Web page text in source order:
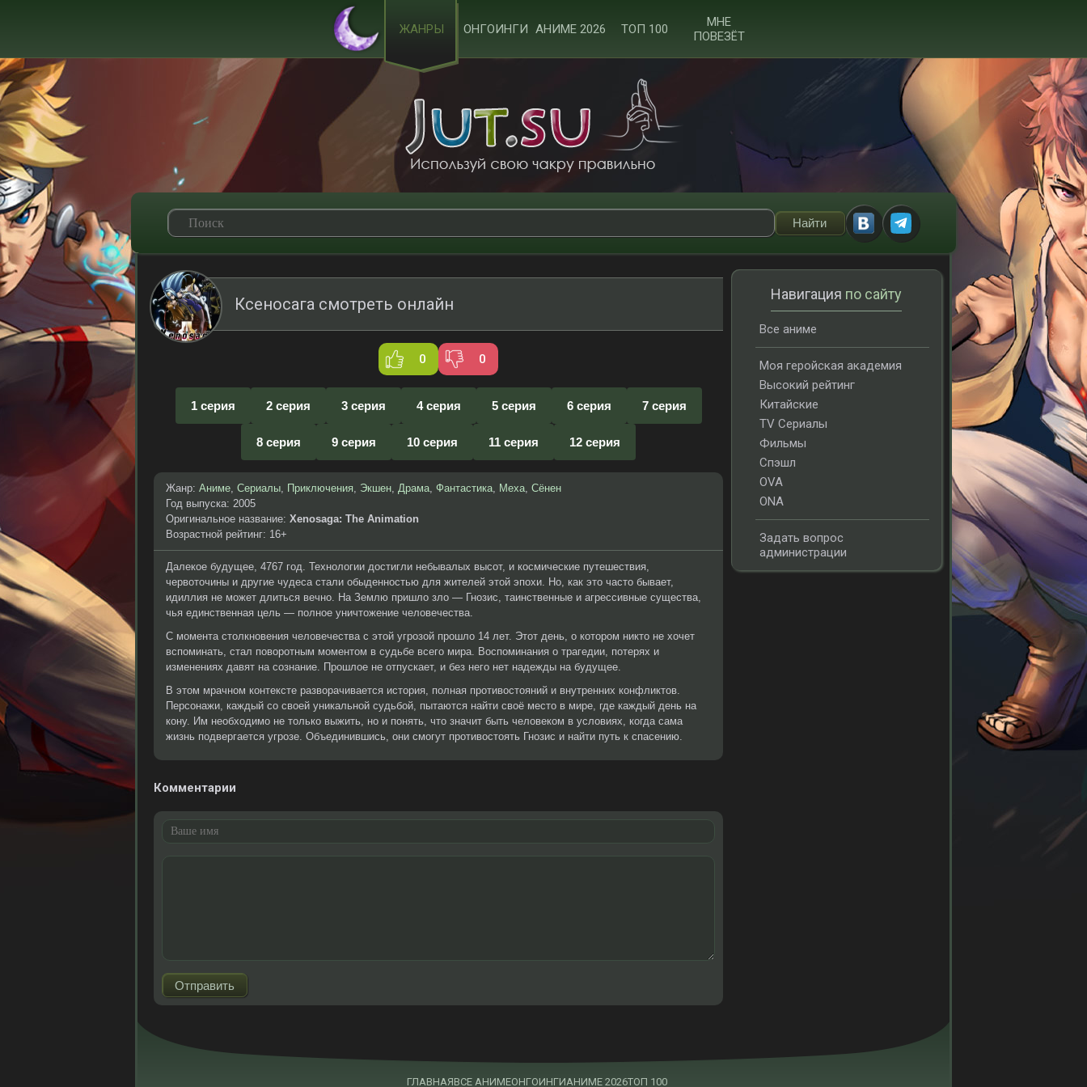
ЖАНРЫ ОНГОИНГИ АНИМЕ 2026 ТОП 100
МНЕ
ПОВЕЗЁТ
Ксеносага смотреть онлайн
0 0
1 серия 2 серия 3 серия 4 серия 5 серия 6 серия 7 серия
8 серия 9 серия 10 серия 11 серия 12 серия
Жанр: Аниме, Сериалы, Приключения, Экшен, Драма, Фантастика, Меха, Сёнен
Год выпуска: 2005
Оригинальное название: Xenosaga: The Animation
Возрастной рейтинг: 16+
Далекое будущее, 4767 год. Технологии достигли небывалых высот, и космические путешествия,
червоточины и другие чудеса стали обыденностью для жителей этой эпохи. Но, как это часто бывает,
идиллия не может длиться вечно. На Землю пришло зло — Гнозис, таинственные и агрессивные существа,
чья единственная цель — полное уничтожение человечества.
С момента столкновения человечества с этой угрозой прошло 14 лет. Этот день, о котором никто не хочет
вспоминать, стал поворотным моментом в судьбе всего мира. Воспоминания о трагедии, потерях и
изменениях давят на сознание. Прошлое не отпускает, и без него нет надежды на будущее.
В этом мрачном контексте разворачивается история, полная противостояний и внутренних конфликтов.
Персонажи, каждый со своей уникальной судьбой, пытаются найти своё место в мире, где каждый день на
кону. Им необходимо не только выжить, но и понять, что значит быть человеком в условиях, когда сама
жизнь подвергается угрозе. Объединившись, они смогут противостоять Гнозис и найти путь к спасению.
Комментарии
Навигация по сайту
Все аниме
Моя геройская академия
Высокий рейтинг
Китайские
TV Сериалы
Фильмы
Спэшл
OVA
ONA
Задать вопрос
администрации
ГЛАВНАЯВСЕ АНИМЕОНГОИНГИАНИМЕ 2026ТОП 100